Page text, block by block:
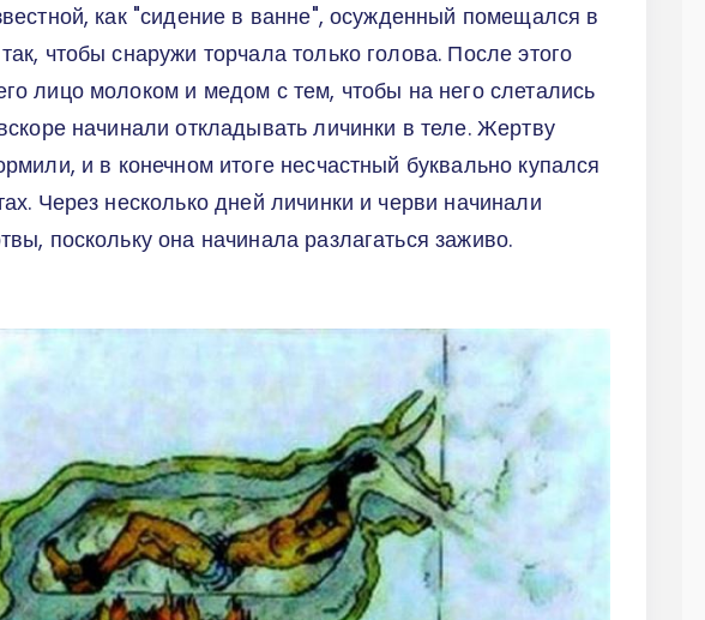
как "сидение в ванне", осужденный помещался в
чтобы снаружи торчала только голова. После этого
лицо молоком и медом с тем, чтобы на него слетались
начинали откладывать личинки в теле. Жертву
и в конечном итоге несчастный буквально купался
Через несколько дней личинки и черви начинали
поскольку она начинала разлагаться заживо.